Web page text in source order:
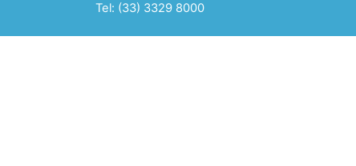
Tel: (33) 3329 8000